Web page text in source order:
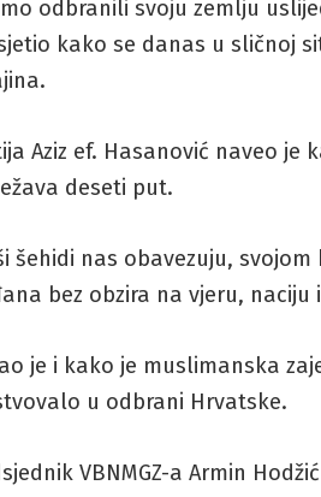
odbranili svoju zemlju
kako se danas u sličnoj
Aziz ef. Hasanović naveo je
deseti put.
šehidi nas obavezuju,
bez obzira na vjeru,
je i kako je muslimanska
u odbrani Hrvatske.
VBNMGZ-a Armin